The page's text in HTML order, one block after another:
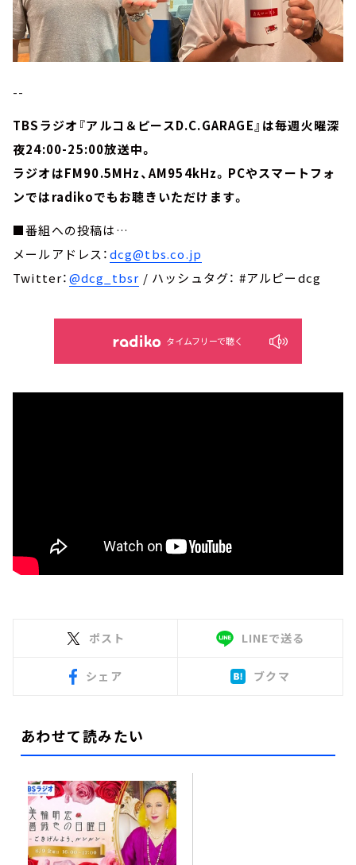
--
TBSラジオ『アルコ＆ピースD.C.GARAGE』は毎週火曜深
夜24:00-25:00放送中。
ラジオはFM90.5MHz、AM954kHz。PCやスマートフォ
ンではradikoでもお聴きいただけます。
■番組への投稿は…
メールアドレス：dcg@tbs.co.jp
Twitter：@dcg_tbsr / ハッシュタグ： #アルピーdcg
タイムフリーで聴く
ポスト LINEで送る
シェア ブクマ
あわせて読みたい